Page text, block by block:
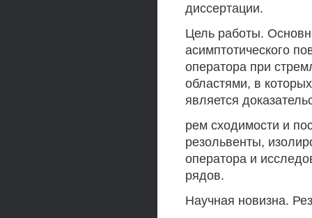
диссертации.
Цель работы.
асимптотического
оператора при
областями, в
является
рем сходимости и
резольвенты,
оператора и
рядов.
Научная новизна.